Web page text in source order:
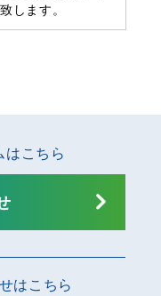
します。
はこちら
はこちら